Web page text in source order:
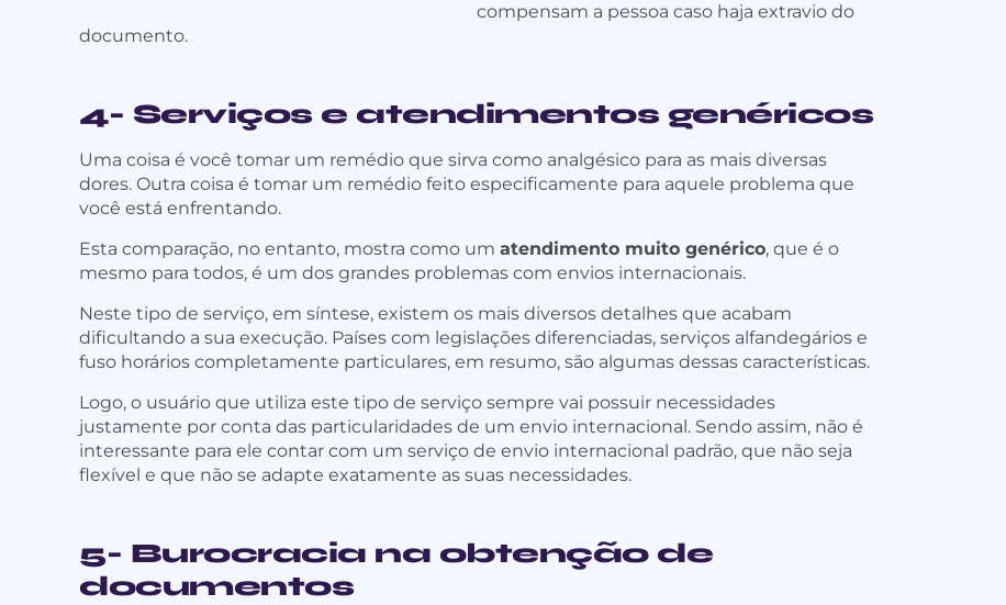
compensam a pessoa caso haja extravio do
documento.
4- Serviços e atendimentos genéricos
Uma coisa é você tomar um remédio que sirva como analgésico para as mais diversas
dores. Outra coisa é tomar um remédio feito especificamente para aquele problema que
você está enfrentando.
Esta comparação, no entanto, mostra como um atendimento muito genérico, que é o
mesmo para todos, é um dos grandes problemas com envios internacionais.
Neste tipo de serviço, em síntese, existem os mais diversos detalhes que acabam
dificultando a sua execução. Países com legislações diferenciadas, serviços alfandegários e
fuso horários completamente particulares, em resumo, são algumas dessas características.
Logo, o usuário que utiliza este tipo de serviço sempre vai possuir necessidades
justamente por conta das particularidades de um envio internacional. Sendo assim, não é
interessante para ele contar com um serviço de envio internacional padrão, que não seja
flexível e que não se adapte exatamente as suas necessidades.
5- Burocracia na obtenção de
documentos